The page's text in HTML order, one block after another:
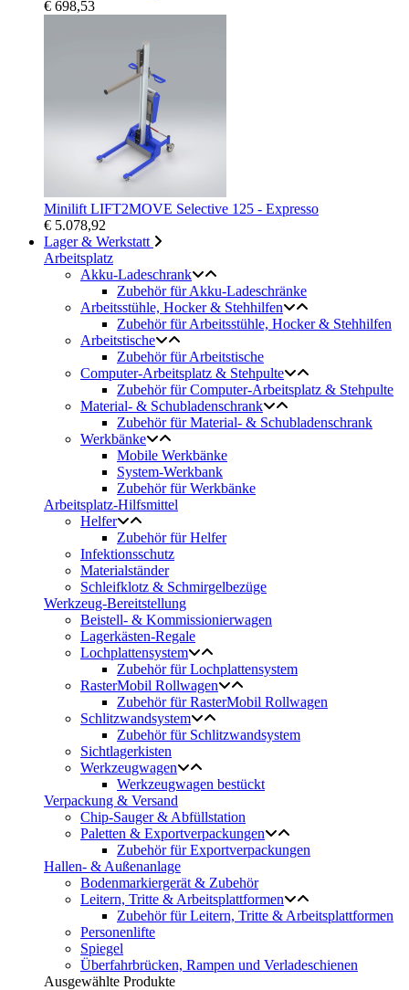
€ 698,53
Minilift LIFT2MOVE Selective 125 - Expresso
€ 5.078,92
Lager & Werkstatt
Arbeitsplatz
Akku-Ladeschrank
Zubehör für Akku-Ladeschränke
Arbeitsstühle, Hocker & Stehhilfen
Zubehör für Arbeitsstühle, Hocker & Stehhilfen
Arbeitstische
Zubehör für Arbeitstische
Computer-Arbeitsplatz & Stehpulte
Zubehör für Computer-Arbeitsplatz & Stehpulte
Material- & Schubladenschrank
Zubehör für Material- & Schubladenschrank
Werkbänke
Mobile Werkbänke
System-Werkbank
Zubehör für Werkbänke
Arbeitsplatz-Hilfsmittel
Helfer
Zubehör für Helfer
Infektionsschutz
Materialständer
Schleifklotz & Schmirgelbezüge
Werkzeug-Bereitstellung
Beistell- & Kommissionierwagen
Lagerkästen-Regale
Lochplattensystem
Zubehör für Lochplattensystem
RasterMobil Rollwagen
Zubehör für RasterMobil Rollwagen
Schlitzwandsystem
Zubehör für Schlitzwandsystem
Sichtlagerkisten
Werkzeugwagen
Werkzeugwagen bestückt
Verpackung & Versand
Chip-Sauger & Abfüllstation
Paletten & Exportverpackungen
Zubehör für Exportverpackungen
Hallen- & Außenanlage
Bodenmarkiergerät & Zubehör
Leitern, Tritte & Arbeitsplattformen
Zubehör für Leitern, Tritte & Arbeitsplattformen
Personenlifte
Spiegel
Überfahrbrücken, Rampen und Verladeschienen
Ausgewählte Produkte